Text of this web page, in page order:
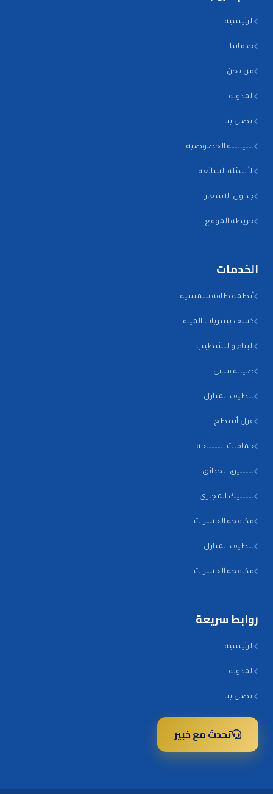
الرئيسية
خدماتنا
من نحن
المدونة
اتصل بنا
سياسة الخصوصية
الأسئلة الشائعة
جداول الاسعار
خريطة الموقع
الخدمات
أنظمة طاقة شمسية
كشف تسربات المياه
البناء والتشطيب
صيانة مباني
تنظيف المنازل
عزل أسطح
حمامات السباحة
تنسيق الحدائق
تسليك المجاري
مكافحة الحشرات
تنظيف المنازل
مكافحة الحشرات
روابط سريعة
الرئيسية
المدونة
اتصل بنا
تحدث مع خبير